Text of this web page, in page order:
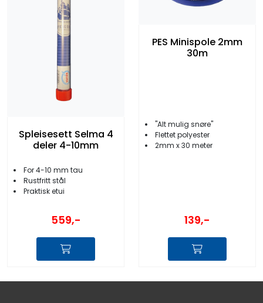
Spleisesett Selma 4
deler 4-10mm
For 4-10 mm tau
Rustfritt stål
Praktisk etui
559,-
PES Minispole 2mm
30m
"Alt mulig snøre"
Flettet polyester
2mm x 30 meter
139,-